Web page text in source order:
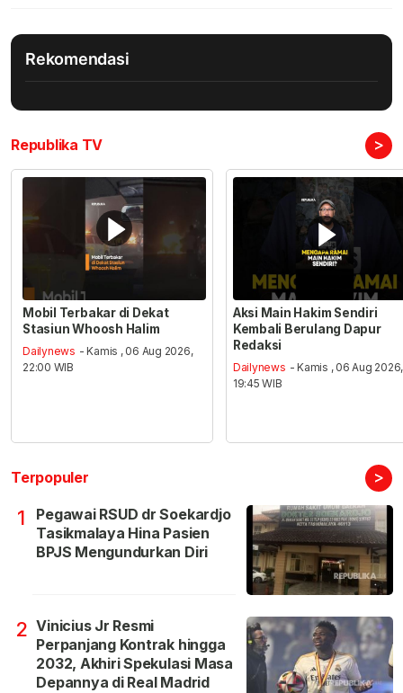
Rekomendasi
Republika TV >
Mobil Terbakar di Dekat
Stasiun Whoosh Halim
Dailynews - Kamis , 06 Aug 2026,
22:00 WIB
Aksi Main Hakim Sendiri
Kembali Berulang Dapur
Redaksi
Dailynews - Kamis , 06 Aug 2026,
19:45 WIB
Terpopuler >
1
Pegawai RSUD dr Soekardjo
Tasikmalaya Hina Pasien
BPJS Mengundurkan Diri
2 Vinicius Jr Resmi
Perpanjang Kontrak hingga
2032, Akhiri Spekulasi Masa
Depannya di Real Madrid